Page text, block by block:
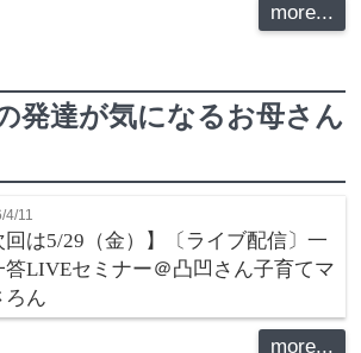
more...
発達が気になるお母さん
4/11
回は5/29（金）】〔ライブ配信〕一
答LIVEセミナー＠凸凹さん子育てマ
ろん
more...